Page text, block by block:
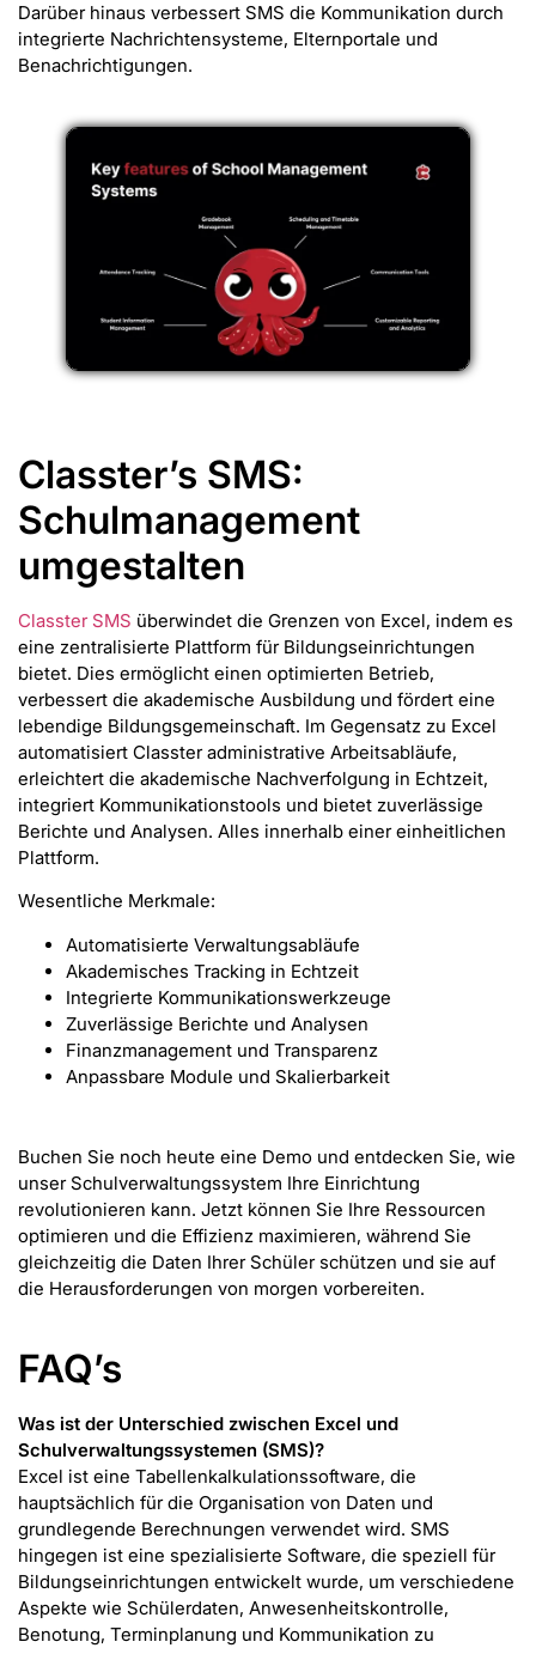
Darüber hinaus verbessert SMS die Kommunikation durch
integrierte Nachrichtensysteme, Elternportale und
Benachrichtigungen.
Classter’s SMS:
Schulmanagement
umgestalten
Classter SMS überwindet die Grenzen von Excel, indem es
eine zentralisierte Plattform für Bildungseinrichtungen
bietet. Dies ermöglicht einen optimierten Betrieb,
verbessert die akademische Ausbildung und fördert eine
lebendige Bildungsgemeinschaft. Im Gegensatz zu Excel
automatisiert Classter administrative Arbeitsabläufe,
erleichtert die akademische Nachverfolgung in Echtzeit,
integriert Kommunikationstools und bietet zuverlässige
Berichte und Analysen. Alles innerhalb einer einheitlichen
Plattform.
Wesentliche Merkmale:
Automatisierte Verwaltungsabläufe
Akademisches Tracking in Echtzeit
Integrierte Kommunikationswerkzeuge
Zuverlässige Berichte und Analysen
Finanzmanagement und Transparenz
Anpassbare Module und Skalierbarkeit
Buchen Sie noch heute eine Demo und entdecken Sie, wie
unser Schulverwaltungssystem Ihre Einrichtung
revolutionieren kann. Jetzt können Sie Ihre Ressourcen
optimieren und die Effizienz maximieren, während Sie
gleichzeitig die Daten Ihrer Schüler schützen und sie auf
die Herausforderungen von morgen vorbereiten.
FAQ’s
Was ist der Unterschied zwischen Excel und
Schulverwaltungssystemen (SMS)?
Excel ist eine Tabellenkalkulationssoftware, die
hauptsächlich für die Organisation von Daten und
grundlegende Berechnungen verwendet wird. SMS
hingegen ist eine spezialisierte Software, die speziell für
Bildungseinrichtungen entwickelt wurde, um verschiedene
Aspekte wie Schülerdaten, Anwesenheitskontrolle,
Benotung, Terminplanung und Kommunikation zu